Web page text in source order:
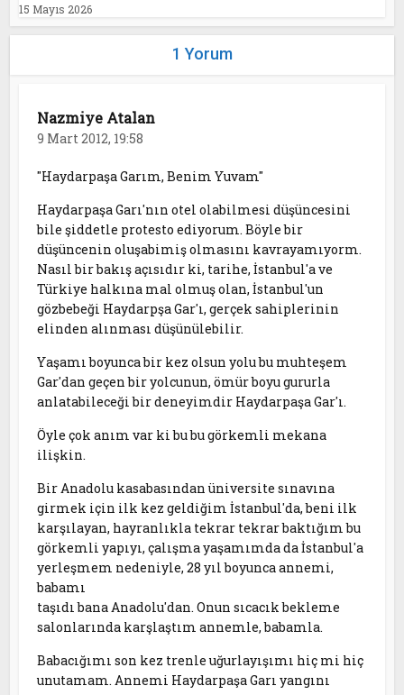
15 Mayıs 2026
1 Yorum
Nazmiye Atalan
9 Mart 2012, 19:58
"Haydarpaşa Garım, Benim Yuvam"
Haydarpaşa Garı'nın otel olabilmesi düşüncesini
bile şiddetle protesto ediyorum. Böyle bir
düşüncenin oluşabimiş olmasını kavrayamıyorm.
Nasıl bir bakış açısıdır ki, tarihe, İstanbul'a ve
Türkiye halkına mal olmuş olan, İstanbul'un
gözbebeği Haydarpşa Gar'ı, gerçek sahiplerinin
elinden alınması düşünülebilir.
Yaşamı boyunca bir kez olsun yolu bu muhteşem
Gar'dan geçen bir yolcunun, ömür boyu gururla
anlatabileceği bir deneyimdir Haydarpaşa Gar'ı.
Öyle çok anım var ki bu bu görkemli mekana
ilişkin.
Bir Anadolu kasabasından üniversite sınavına
girmek için ilk kez geldiğim İstanbul'da, beni ilk
karşılayan, hayranlıkla tekrar tekrar baktığım bu
görkemli yapıyı, çalışma yaşamımda da İstanbul'a
yerleşmem nedeniyle, 28 yıl boyunca annemi,
babamı
taşıdı bana Anadolu'dan. Onun sıcacık bekleme
salonlarında karşlaştım annemle, babamla.
Babacığımı son kez trenle uğurlayışımı hiç mi hiç
unutamam. Annemi Haydarpaşa Garı yangını